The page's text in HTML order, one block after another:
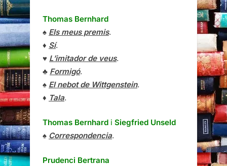
Thomas Bernhard
♠ Els meus premis.
♦ Sí.
♥ L’imitador de veus.
♣ Formigó.
♠ El nebot de Wittgenstein.
♦ Tala.
Thomas Bernhard i Siegfried Unseld
♠ Correspondencia.
Prudenci Bertrana